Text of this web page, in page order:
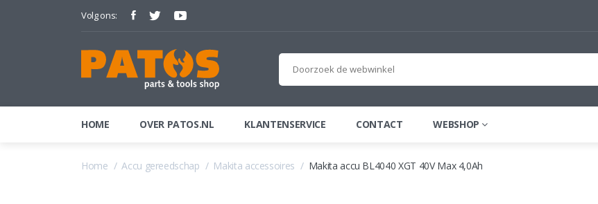
Volg ons:
HOME OVER PATOS.NL KLANTENSERVICE CONTACT WEBSHOP
Home Accu gereedschap Makita accessoires Makita accu BL4040 XGT 40V Max 4,0Ah